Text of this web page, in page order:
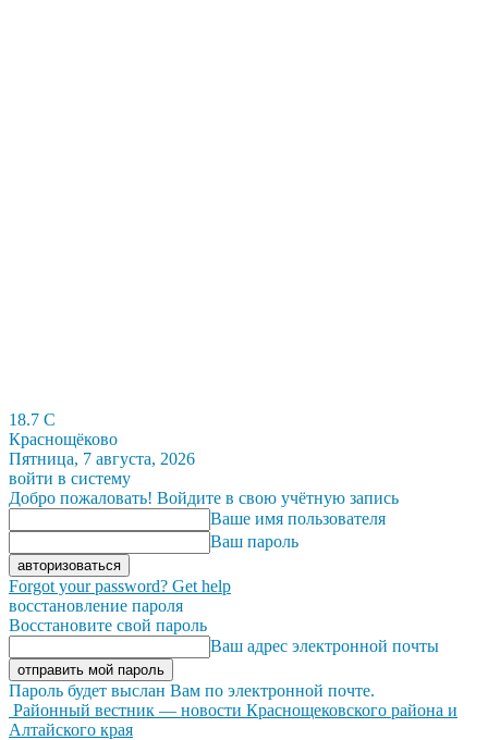
18.7 C
Краснощёково
Пятница, 7 августа, 2026
войти в систему
Добро пожаловать! Войдите в свою учётную запись
Ваше имя пользователя
Ваш пароль
Forgot your password? Get help
восстановление пароля
Восстановите свой пароль
Ваш адрес электронной почты
Пароль будет выслан Вам по электронной почте.
Районный вестник — новости Краснощековского района и
Алтайского края